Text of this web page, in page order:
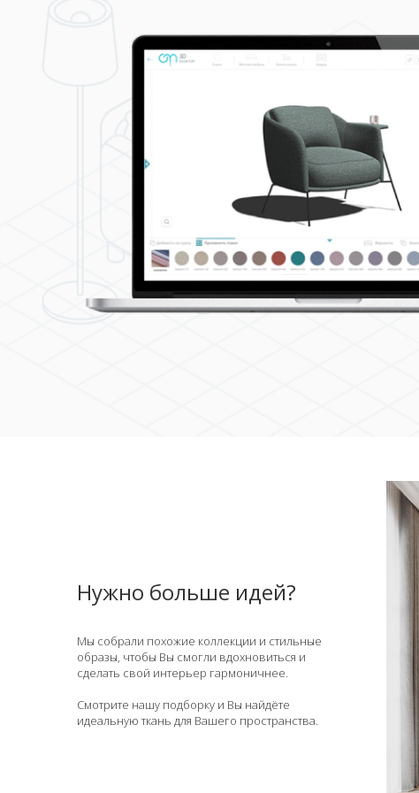
Нужно больше идей?
Мы собрали похожие коллекции и стильные
образы, чтобы Вы смогли вдохновиться и
сделать свой интерьер гармоничнее.
Смотрите нашу подборку и Вы найдёте
идеальную ткань для Вашего пространства.